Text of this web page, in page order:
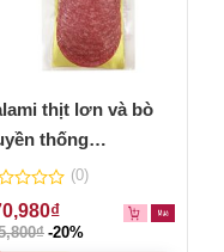
thịt lơn và bò
thống
kiểu Bỉ –
150g
(0)
₫
₫ -20%